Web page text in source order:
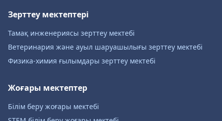
Зерттеу мектептері
Тамақ инженериясы зерттеу мектебі
Ветеринария және ауыл шаруашылығы зерттеу мектебі
Физика-химия ғылымдары зерттеу мектебі
Жоғары мектептер
Білім беру жоғары мектебі